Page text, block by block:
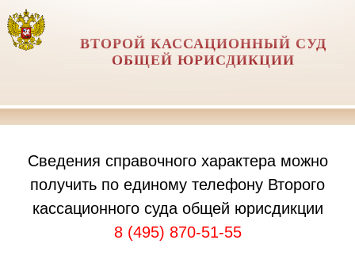
ВТОРОЙ КАССАЦИОННЫЙ СУД
ОБЩЕЙ ЮРИСДИКЦИИ
Сведения справочного характера можно
получить по единому телефону Второго
кассационного суда общей юрисдикции
8 (495) 870-51-55